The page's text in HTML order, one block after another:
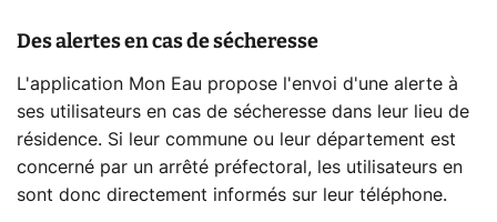
Des alertes en cas de sécheresse
L'application Mon Eau propose l'envoi d'une alerte à
ses utilisateurs en cas de sécheresse dans leur lieu de
résidence. Si leur commune ou leur département est
concerné par un arrêté préfectoral, les utilisateurs en
sont donc directement informés sur leur téléphone.